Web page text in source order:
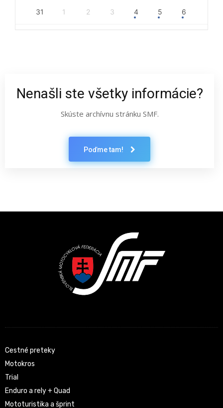
31 1 2 3 4 5 6
Nenašli ste všetky informácie?
Skúste archívnu stránku SMF.
Poďme tam!
Cestné preteky
Motokros
Trial
Enduro a rely + Quad
Mototuristika a šprint